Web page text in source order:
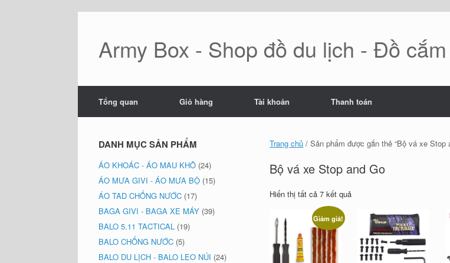
Army Box - Shop đồ du lịch - Đồ
Tổng quan Giỏ hàng Tài khoản Thanh toán
Trang chủ / Sản phẩm được gắn thẻ “Bộ vá xe Stop
Bộ vá xe Stop and Go
Hiển thị tất cả 7 kết quảĐã
mới
nhất
Giảm giá!
DANH MỤC SẢN PHẨM
ÁO KHOÁC - ÁO MAU KHÔ (24)
ÁO MƯA GIVI - ÁO MƯA BỘ (15)
ÁO TAD CHỐNG NƯỚC (17)
BAGA GIVI - BAGA XE MÁY (39)
BALO 5.11 TACTICAL (19)
BALO CHỐNG NƯỚC (5)
BALO DU LỊCH - BALO LEO NÚI (24)